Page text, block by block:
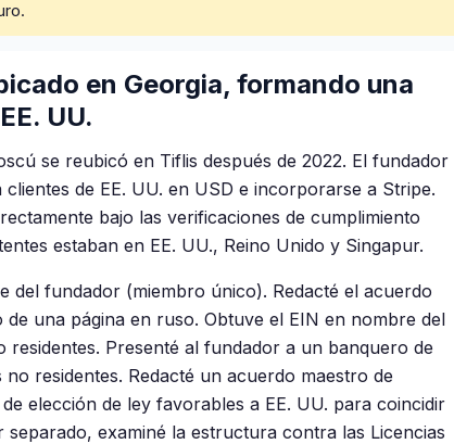
en Georgia, formando una
UU.
se reubicó en Tiflis después de 2022. El fundador
de EE. UU. en USD e incorporarse a Stripe.
bajo las verificaciones de cumplimiento
estaban en EE. UU., Reino Unido y Singapur.
del fundador (miembro único). Redacté el acuerdo
una página en ruso. Obtuve el EIN en nombre del
Presenté al fundador a un banquero de
residentes. Redacté un acuerdo maestro de
elección de ley favorables a EE. UU. para coincidir
examiné la estructura contra las Licencias